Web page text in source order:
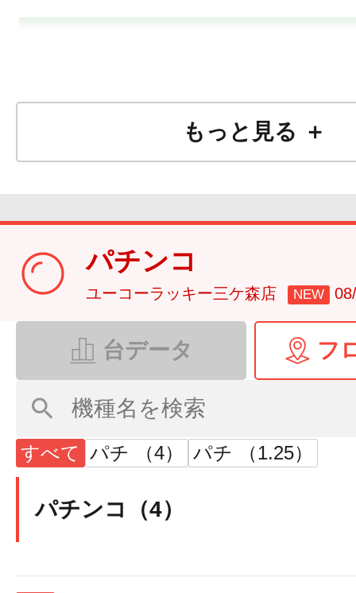
もっと見る ＋
パチンコ
ユーコーラッキー三ケ森店 NEW
台データ フ
すべて パチ （4） パチ （1.25）
パチンコ（4）